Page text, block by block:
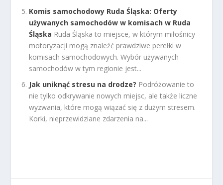
Komis samochodowy Ruda Śląska: Oferty
używanych samochodów w komisach w Ruda
Śląska Ruda Śląska to miejsce, w którym miłośnicy
motoryzacji mogą znaleźć prawdziwe perełki w
komisach samochodowych. Wybór używanych
samochodów w tym regionie jest...
Jak uniknąć stresu na drodze? Podróżowanie to
nie tylko odkrywanie nowych miejsc, ale także liczne
wyzwania, które mogą wiązać się z dużym stresem.
Korki, nieprzewidziane zdarzenia na...